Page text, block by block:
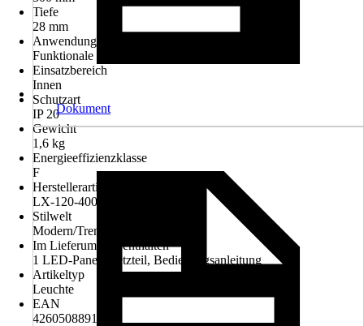
Tiefe
28 mm
Anwendung
Funktionale Beleuchtung
Einsatzbereich
Innen
Schutzart
IP 20
Gewicht
1,6 kg
Energieeffizienzklasse
F
Herstellerartikelnummer
LX-120-4000-BL
Stilwelt
Modern/Trend
Im Lieferumfang enthalten
1 LED-Panel, Netzteil, Bedienungsanleitung
Artikeltyp
Leuchte
EAN
4260508891432
Dokument